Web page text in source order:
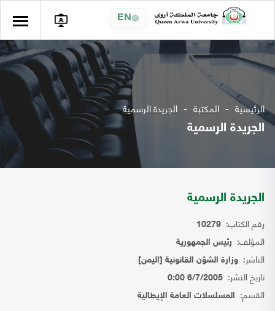
EN
الرئيسية المكتبة الجريدة الرسمية
الجريدة الرسمية
الجريدة الرسمية
رقم الكتاب: 10279
المؤلف: رئيس الجمهورية
الناشر: وزارة الشؤن القانونية [اليمن]
تاريخ النشر: 6/7/2005 0:00
القسم: المسلسلات العامة الإيطالية